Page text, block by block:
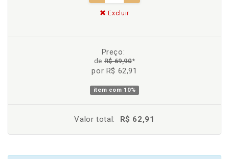
Excluir
Preço:
deR$ 69,90*
por R$ 62,91
item com 10%
Valor total: R$ 62,91